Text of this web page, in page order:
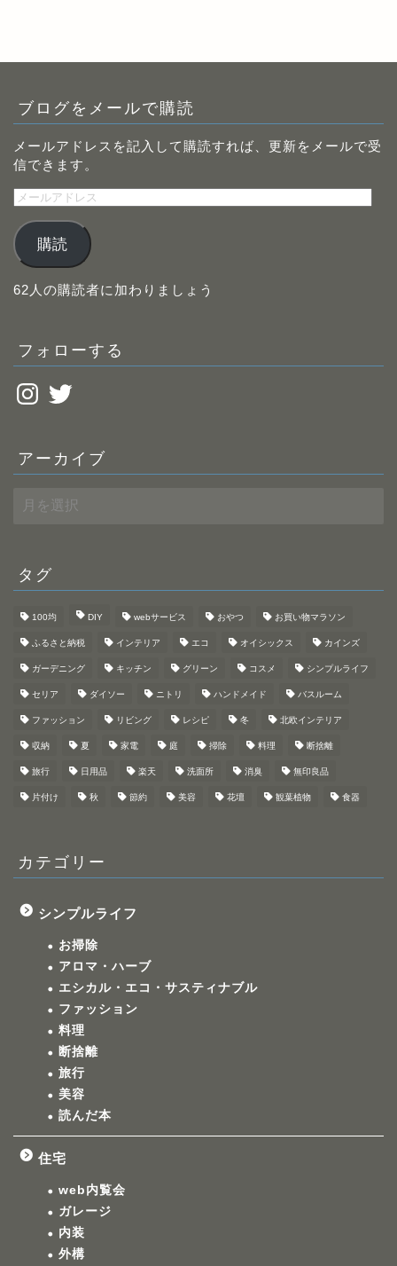
ブログをメールで購読
メールアドレスを記入して購読すれば、更新をメールで受
信できます。
メ
ル
ア
ド
レ
購読
62人の購読者に加わりましょう
フォローする
Instagram
Twitter
アーカイブ
ー
ブ
タグ
100均 DIY webサービス おやつ お買い物マラソン
ふるさと納税 インテリア エコ オイシックス カインズ
ガーデニング キッチン グリーン コスメ シンプルライフ
セリア ダイソー ニトリ ハンドメイド バスルーム
ファッション リビング レシピ 冬 北欧インテリア
収納 夏 家電 庭 掃除 料理 断捨離
旅行 日用品 楽天 洗面所 消臭 無印良品
片付け 秋 節約 美容 花壇 観葉植物 食器
カテゴリー
シンプルライフ
お掃除
アロマ・ハーブ
エシカル・エコ・サスティナブル
ファッション
料理
断捨離
旅行
美容
読んだ本
住宅
web内覧会
ガレージ
内装
外構